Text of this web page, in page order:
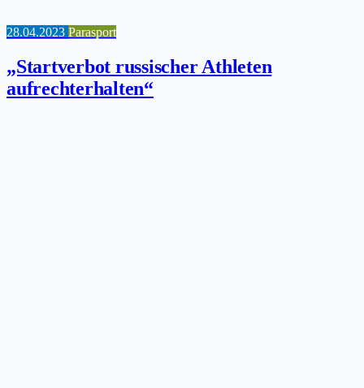
28.04.2023 Parasport
„Startverbot russischer Athleten
aufrechterhalten“